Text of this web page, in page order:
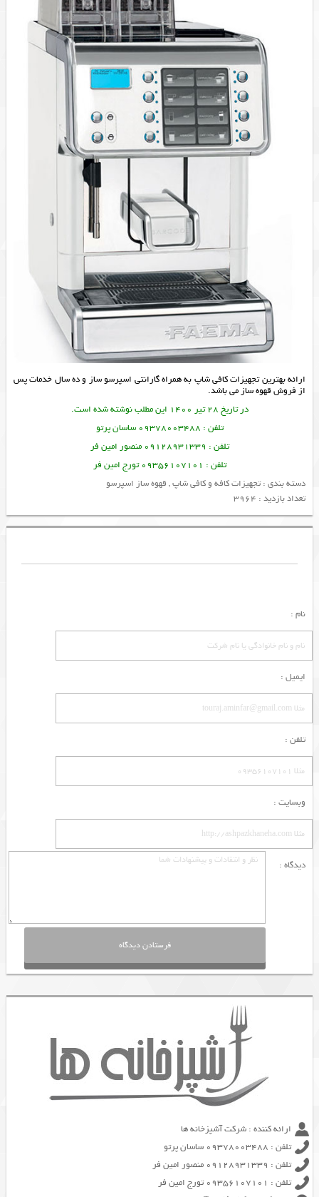
ارائه بهترینتجهیزات کافی شاپ به همراه گارانتی اسپرسو ساز و ده سال خدمات پس
از فروش قهوه ساز می باشد.
در تاریخ 28 تیر 1400 این مطلب نوشته شده است.
تلفن : 09378003488 ساسان پرتو
تلفن : 09128931339 منصور امین فر
تلفن : 09356107101 تورج امین فر
دسته بندی :تجهیزات کافه و کافی شاپ, قهوه ساز اسپرسو
تعداد بازدید : 3964
نام :
ایمیل :
تلفن :
وبسایت :
دیدگاه :
ارائه کننده : شرکت آشپزخانه ها
تلفن : 09378003488 ساسان پرتو
تلفن : 09128931339 منصور امین فر
تلفن : 09356107101 تورج امین فر